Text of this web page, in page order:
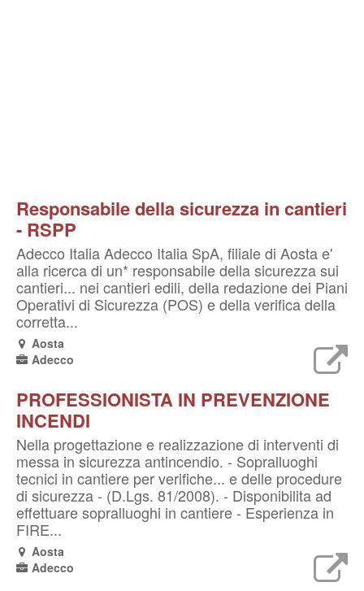
Responsabile della sicurezza in cantieri
- RSPP
Adecco Italia Adecco Italia SpA, filiale di Aosta e'
alla ricerca di un* responsabile della sicurezza sui
cantieri... nei cantieri edili, della redazione dei Piani
Operativi di Sicurezza (POS) e della verifica della
corretta...
Aosta
Adecco
PROFESSIONISTA IN PREVENZIONE
INCENDI
Nella progettazione e realizzazione di interventi di
messa in sicurezza antincendio. - Sopralluoghi
tecnici in cantiere per verifiche... e delle procedure
di sicurezza - (D.Lgs. 81/2008). - Disponibilita ad
effettuare sopralluoghi in cantiere - Esperienza in
FIRE...
Aosta
Adecco